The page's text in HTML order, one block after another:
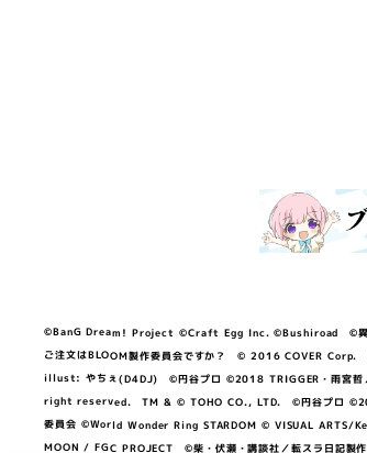
©BanG Dream! Project ©Craft Egg Inc. ©Bushiroad ©異
ご注文はBLOOM製作委員会ですか？ © 2016 COVER
illust: やちぇ(D4DJ) ©円谷プロ ©2018 TRIGGER・雨宮哲／
right reserved. TM & © TOHO CO., LTD. ©円谷プロ ©2021
委員会 ©World Wonder Ring STARDOM © VISUAL ARTS/
MOON / FGC PROJECT ©柴・伏瀬・講談社／転スラ日記